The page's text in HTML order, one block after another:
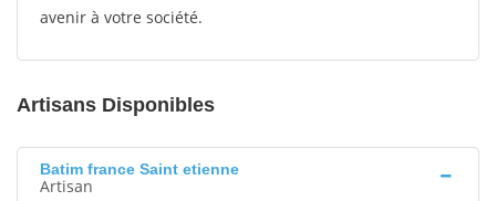
avenir à votre société.
Artisans Disponibles
Batim france Saint etienne
Artisan